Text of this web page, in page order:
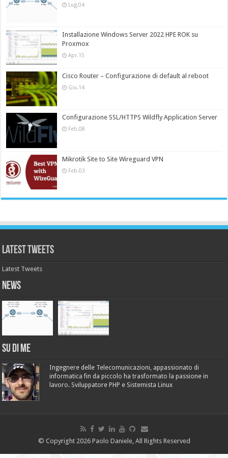
Lug.04
Installazione Windows Server 2022 HPE ROK su
Proxmox
Apr.15
Cisco Router – Configurazione di default al reboot
Giu.14
Configurazione SSL/HTTPS Wildfly Application Server
Feb.08
Mikrotik Site to Site Wireguard VPN
Feb.03
Latest Tweets
Latest Tweets
News
Su di me
Ingegnere delle Telecomunicazioni, appassionato di
informatica fin da piccolo ha trasformato la passione in
lavoro. Sviluppatore PHP e Sistemista Linux
© Copyright 2026 Paolo Daniele, All Rights Reserved